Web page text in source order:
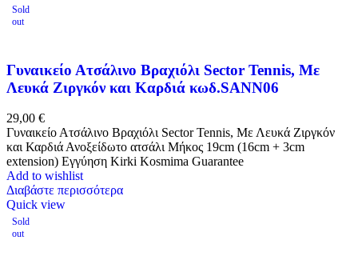
Sold
out
Γυναικείο Ατσάλινο Βραχιόλι Sector Tennis, Με
Λευκά Ζιργκόν και Καρδιά κωδ.SANN06
29,00 €
Γυναικείο Ατσάλινο Βραχιόλι Sector Tennis, Με Λευκά Ζιργκόν
και Καρδιά Ανοξείδωτο ατσάλι Μήκος 19cm (16cm + 3cm
extension) Εγγύηση Kirki Kosmima Guarantee
Add to wishlist
Διαβάστε περισσότερα
Quick view
Sold
out